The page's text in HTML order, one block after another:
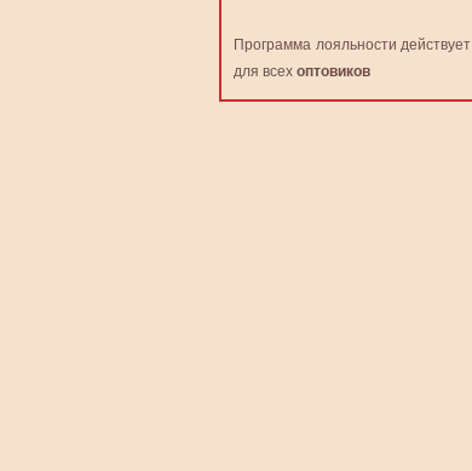
Программа лояльности действует
для всех оптовиков